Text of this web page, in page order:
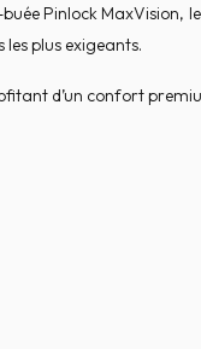
Pinlock MaxVision,
plus exigeants.
d’un confort